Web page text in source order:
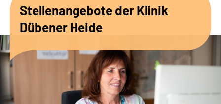
Unsere Angebote
Karriere
Sozialdienste & Zuweisende
Stellenangebote der Klinik
Dübener Heide